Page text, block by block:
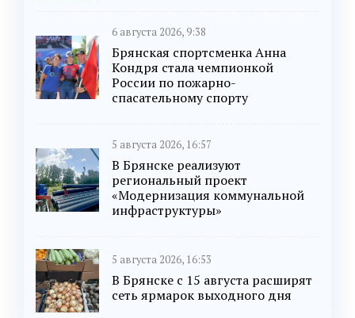
6 августа 2026, 9:38
Брянская спортсменка Анна
Кондря стала чемпионкой
России по пожарно-
спасательному спорту
5 августа 2026, 16:57
В Брянске реализуют
региональный проект
«Модернизация коммунальной
инфраструктуры»
5 августа 2026, 16:53
В Брянске с 15 августа расширят
сеть ярмарок выходного дня